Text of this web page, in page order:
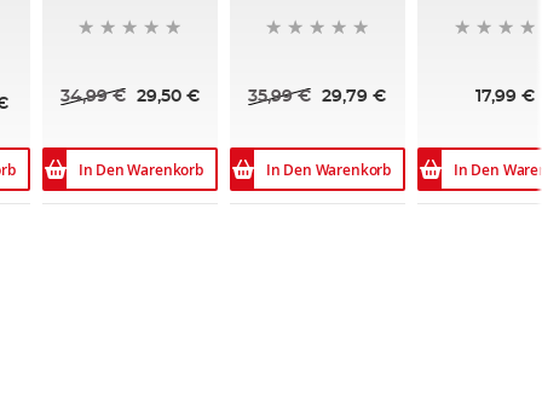
34,99 € 29,50 €
In Den Warenkorb
35,99 € 29,79 €
In Den Warenkorb
17,99 €
In Den